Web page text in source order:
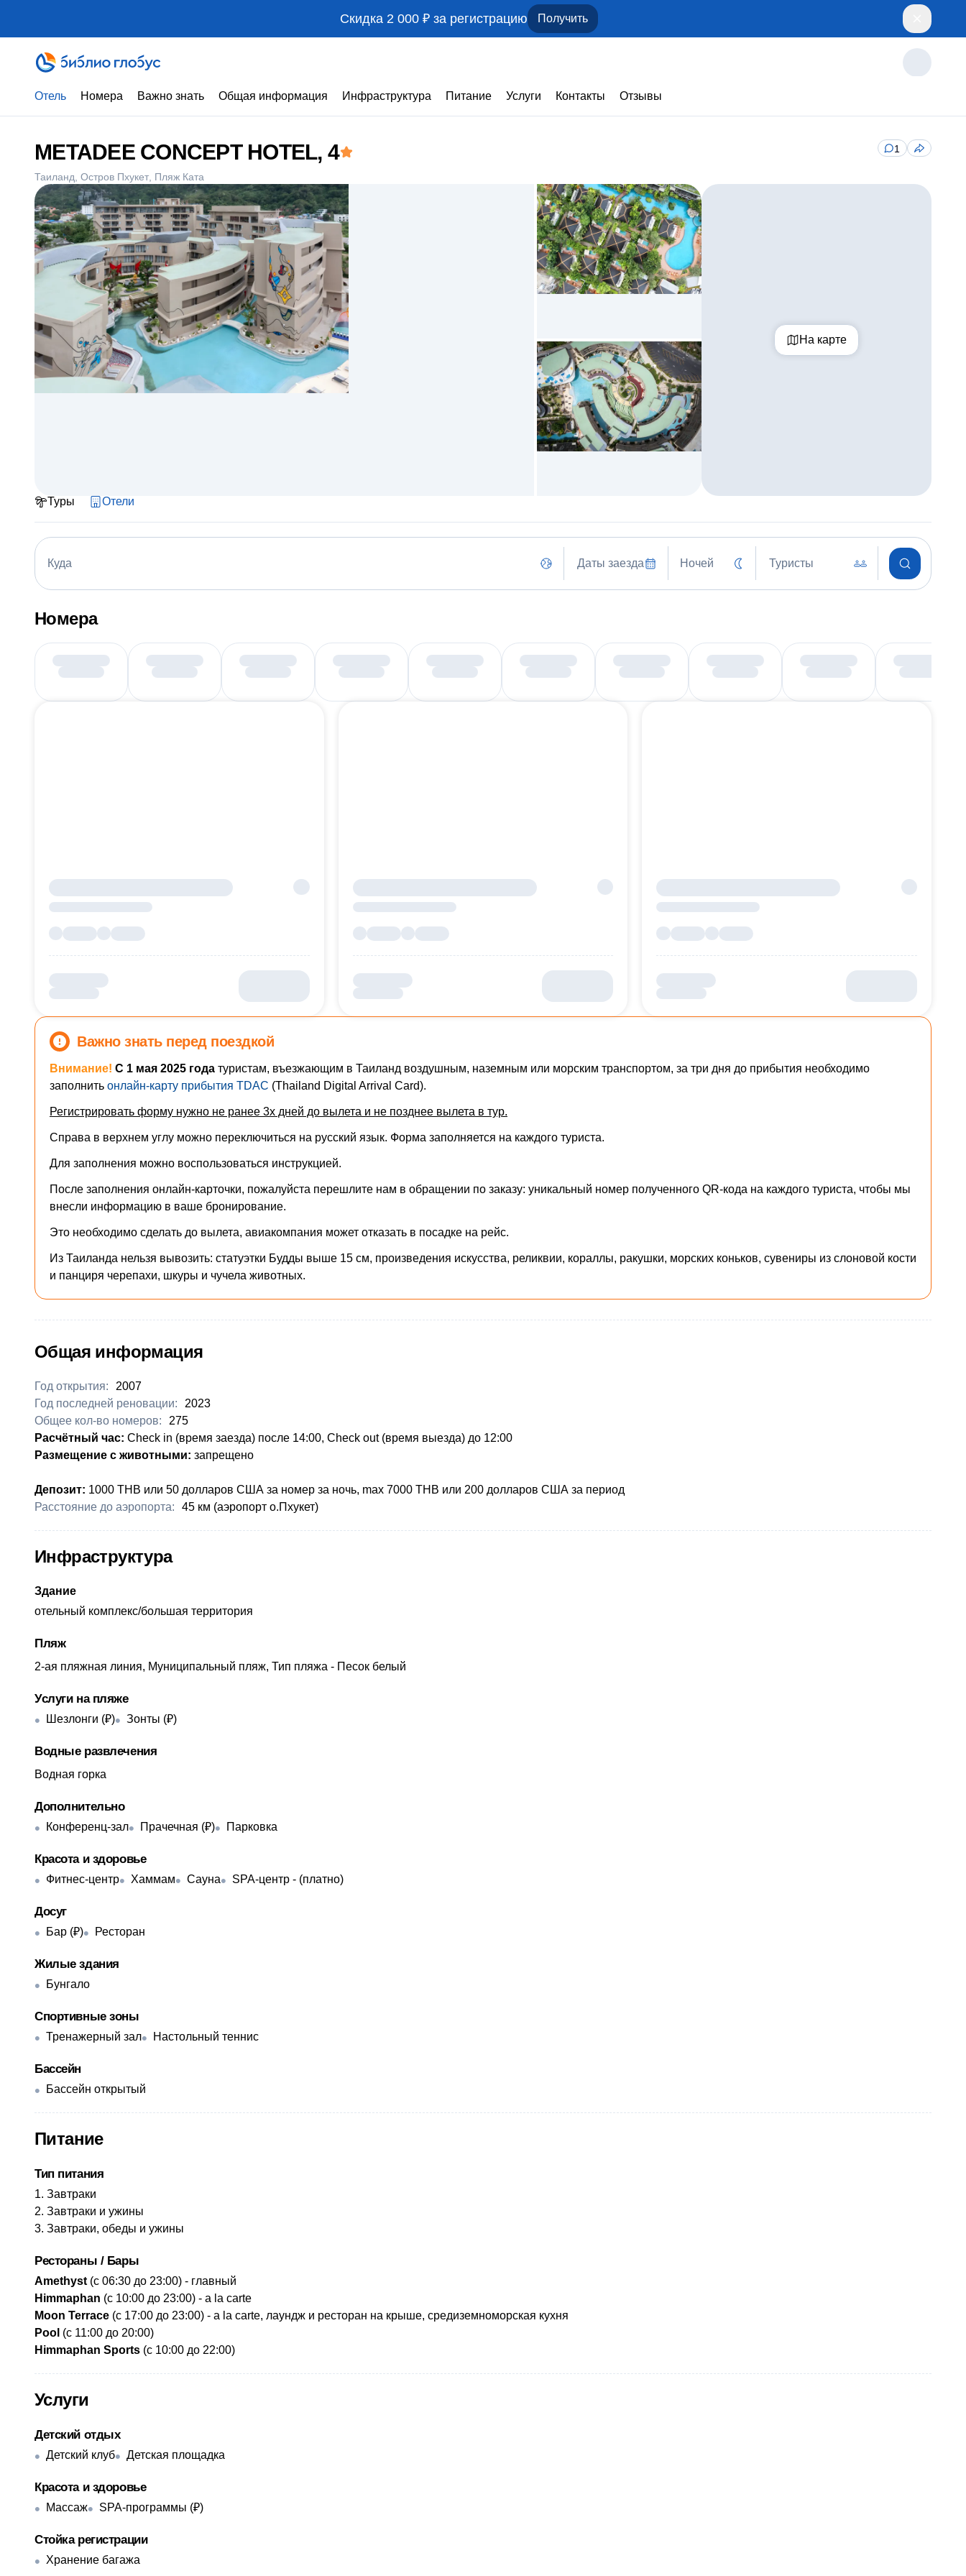
Скидка 2 000 ₽ за регистрацию Получить
Отель Номера Важно знать Общая информация Инфраструктура Питание Услуги Контакты Отзывы
METADEE CONCEPT HOTEL, 4
Таиланд Остров Пхукет Пляж Ката
1
На карте
Туры Отели
Куда Даты заезда Ночей Туристы
Номера
Важно знать перед поездкой
Внимание! С 1 мая 2025 года туристам, въезжающим в Таиланд воздушным, наземным или морским транспортом, за три дня до прибытия необходимо
заполнить онлайн-карту прибытия TDAC (Thailand Digital Arrival Card).
Регистрировать форму нужно не ранее 3х дней до вылета и не позднее вылета в тур.
Справа в верхнем углу можно переключиться на русский язык. Форма заполняется на каждого туриста.
Для заполнения можно воспользоваться инструкцией.
После заполнения онлайн-карточки, пожалуйста перешлите нам в обращении по заказу: уникальный номер полученного QR-кода на каждого туриста, чтобы мы
внесли информацию в ваше бронирование.
Это необходимо сделать до вылета, авиакомпания может отказать в посадке на рейс.
Из Таиланда нельзя вывозить: статуэтки Будды выше 15 см, произведения искусства, реликвии, кораллы, ракушки, морских коньков, сувениры из слоновой кости
и панциря черепахи, шкуры и чучела животных.
Общая информация
Год открытия:
2007
Год последней реновации:
2023
Общее кол-во номеров:
275
​Расчётный час: Check in (время заезда) после 14:00, Check out (время выезда) до 12:00
Размещение с животными: запрещено
​Депозит: 1000 THB или 50 долларов США за номер за ночь, max 7000 THB или 200 долларов США за период
Расстояние до аэропорта:
​45 км (аэропорт о.Пхукет)
Инфраструктура
Здание
отельный комплекс/большая территория
Пляж
2-ая пляжная линия, Муниципальный пляж, Тип пляжа - Песок белый
Услуги на пляже
Шезлонги (₽) Зонты (₽)
Водные развлечения
Водная горка
Дополнительно
Конференц-зал Прачечная (₽) Парковка
Красота и здоровье
Фитнес-центр Хаммам Сауна SPA-центр - ​(платно)
Досуг
Бар (₽) Ресторан
Жилые здания
Бунгало
Спортивные зоны
Тренажерный зал Настольный теннис
Бассейн
Бассейн открытый
Питание
Тип питания
Завтраки
Завтраки и ужины
Завтраки, обеды и ужины
Рестораны / Бары
​Amethyst (с 06:30 до 23:00) - главный
Himmaphan (с 10:00 до 23:00) - a la carte
Moon Terrace (с 17:00 до 23:00) - a la carte, лаундж и ресторан на крыше, средиземноморская кухня
Pool (с 11:00 до 20:00)
Himmaphan Sports (с 10:00 до 22:00)
Услуги
Детский отдых
Детский клуб Детская площадка
Красота и здоровье
Массаж SPA-программы (₽)
Стойка регистрации
Хранение багажа